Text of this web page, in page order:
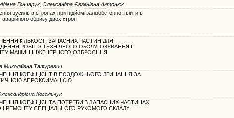
Гончарук, Олександра Євгенівна Антонюк
зусиль в стропах при підйомі залізобетонної плити в
обриву двох строп
КІЛЬКОСТІ ЗАПАСНИХ ЧАСТИН ДЛЯ
РОБІТ З ТЕХНІЧНОГО ОБСЛУГОВУВАННЯ І
МАШИН ІНЖЕНЕРНОГО ОЗБРОЄННЯ
Миколаївна Татуревич
КОЕФІЦІЄНТІВ ПОЗДОЖНЬОГО ЗГИНАННЯ ЗА
АПРОКСИМАЦІЄЮ
Ковальчук
КОЕФІЦІЄНТА ПОТРЕБИ В ЗАПАСНИХ ЧАСТИНАХ
І РЕМОНТУ СПЕЦІАЛЬНОГО РУХОМОГО СКЛАДУ